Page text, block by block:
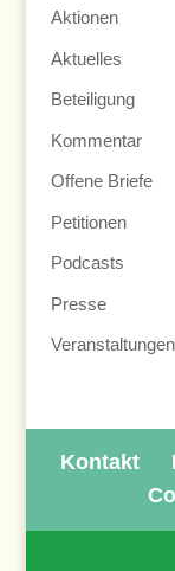
Aktionen
Aktuelles
Beteiligung
Kommentar
Offene Briefe
Petitionen
Podcasts
Presse
Veranstaltungen
Kontakt